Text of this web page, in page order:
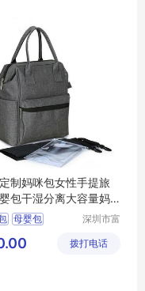
制妈咪包女性手提旅
包干湿分离大容量妈
母婴包
深圳市富
限公司
拨打电话